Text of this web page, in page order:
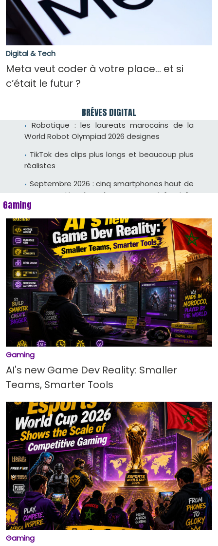
Digital & Tech
Meta veut coder à votre place… et si
c’était le futur ?
BRÉVES DIGITAL
bataille de la dextérité commence
Réseaux sociaux : la Malaisie expérimente le
Spotify franchit la barre des 300 millions
d'abonnés payants
Washington trace une frontière entre IA
ouverte et modèles propriétaires
Windows 11 : la rumeur de l'espionnage
toutes les 15 minutes force Microsoft à
s'expliquer
Airtable vendu 1,28 milliard de dollars : les
valorisations de la tech rattrapées par la
réalité
La Bourse de Casablanca lance un nouveau
site web et une application mobile repensés
Robotique : les laureats marocains de la
World Robot Olympiad 2026 designes
TikTok des clips plus longs et beaucoup plus
réalistes
Septembre 2026 : cinq smartphones haut de
gamme attendus dans une rentrée très
disputée
Gaming
Gaming
AI's new Game Dev Reality: Smaller
Teams, Smarter Tools
Gaming